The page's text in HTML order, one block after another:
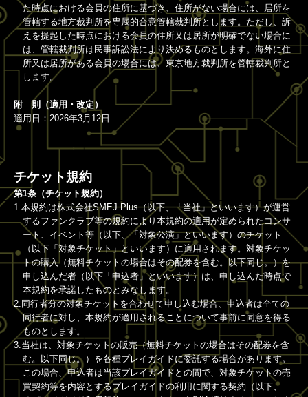
た時点における会員の住所に基づき、住所がない場合には、居所を
管轄する地方裁判所を専属的合意管轄裁判所とします。ただし、訴
えを提起した時点における会員の住所又は居所が明確でない場合に
は、管轄裁判所は民事訴訟法により決めるものとします。海外に住
所又は居所がある会員の場合には、東京地方裁判所を管轄裁判所と
します。
附 則（適用・改定）
適用日：2026年3月12日
チケット規約
第1条（チケット規約）
1.本規約は株式会社SMEJ Plus（以下、「当社」といいます）が運営
するファンクラブ等の規約により本規約の適用が定められたコンサ
ート、イベント等（以下、「対象公演」といいます）のチケット
（以下「対象チケット」といいます）に適用されます。対象チケッ
トの購入（無料チケットの場合はその配券を含む。以下同じ。）を
申し込んだ者（以下「申込者」といいます）は、申し込んだ時点で
本規約を承諾したものとみなします。
2.同行者分の対象チケットを合わせて申し込む場合、申込者は全ての
同行者に対し、本規約が適用されることについて事前に同意を得る
ものとします。
3.当社は、対象チケットの販売（無料チケットの場合はその配券を含
む。以下同じ。）を各種プレイガイドに委託する場合があります。
この場合、申込者は当該プレイガイドとの間で、対象チケットの売
買契約等を内容とするプレイガイドの利用に関する契約（以下、